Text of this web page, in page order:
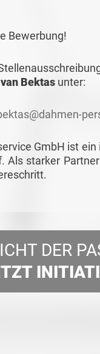
Bewerbung!
Bektas unter:
GmbH ist
Als starker
DER